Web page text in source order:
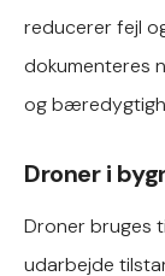
reducerer fejl
dokumenteres
og
Droner i
Droner bruges
udarbejde